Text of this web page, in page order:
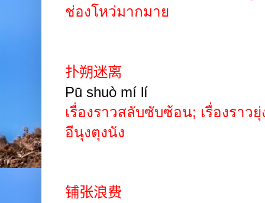
ช่องโหว่มากมาย
扑朔迷离
Pū shuò mí lí
เรื่องราวสลับซับซ้อน; เรื่องราว
อีนุงตุงนัง
铺张浪费